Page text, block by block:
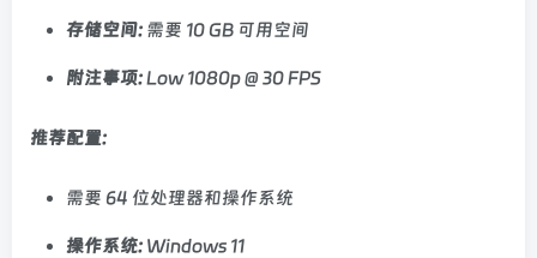
存储空间: 需要 10 GB 可用空间
附注事项:Low 1080p @ 30 FPS
推荐配置:
需要 64 位处理器和操作系统
操作系统: Windows 11